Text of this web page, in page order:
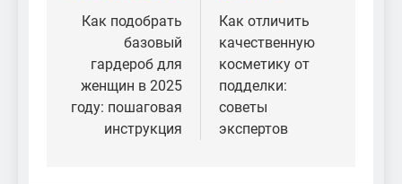
по
записям
Как подобрать
базовый
гардероб для
женщин в 2025
году: пошаговая
инструкция
Как отличить
качественную
косметику от
подделки:
советы
экспертов